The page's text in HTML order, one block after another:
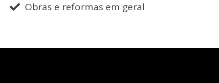
Obras e reformas em geral